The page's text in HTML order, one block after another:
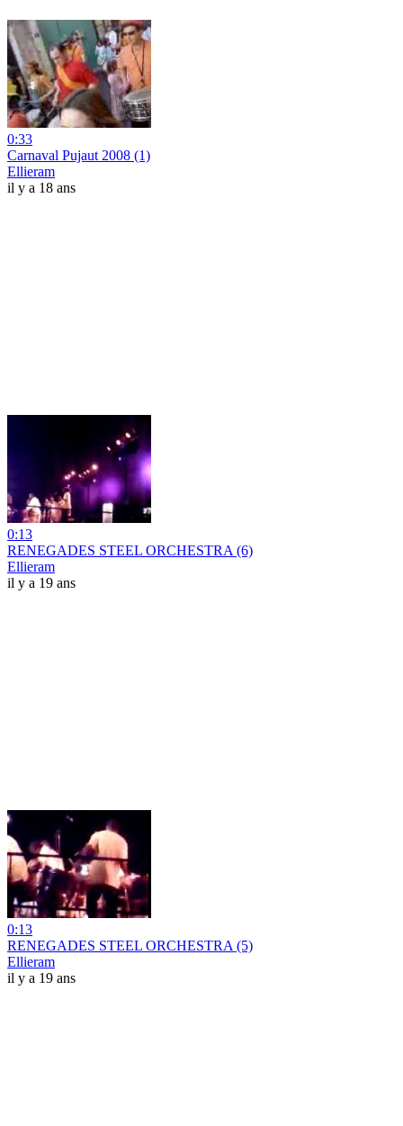
0:33
Carnaval Pujaut 2008 (1)
Ellieram
il y a 18 ans
0:13
RENEGADES STEEL ORCHESTRA (6)
Ellieram
il y a 19 ans
0:13
RENEGADES STEEL ORCHESTRA (5)
Ellieram
il y a 19 ans